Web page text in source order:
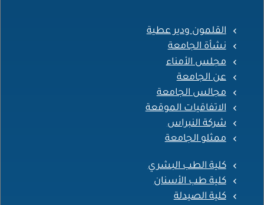
القلمون ودير عطية
نشأة الجامعة
مجلس الأمناء
عن الجامعة
مجالس الجامعة
الاتفاقيات الموقعة
شركة النبراس
ممثلو الجامعة
كلية الطب البشري
كلية طب الأسنان
كلية الصيدلة